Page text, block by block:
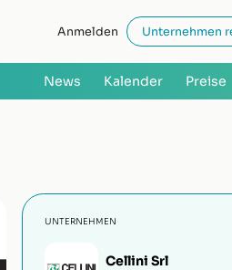
Anmelden Unternehmen
News Kalender Preise
UNTERNEHMEN
Cellini Srl